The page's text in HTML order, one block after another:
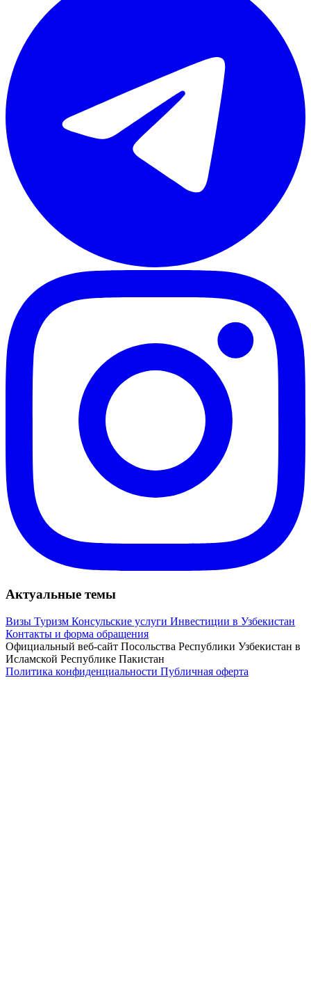
Актуальные темы
Визы Туризм Консульские услуги Инвестиции в Узбекистан
Контакты и форма обращения
Официальный веб-сайт Посольства Республики Узбекистан в
Исламской Республике Пакистан
Политика конфиденциальности Публичная оферта